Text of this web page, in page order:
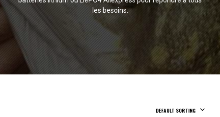
les besoins.
DEFAULT SORTING